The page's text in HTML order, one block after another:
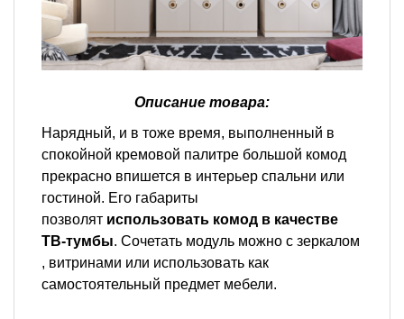
Описание товара:
Нарядный, и в тоже время, выполненный в
спокойной кремовой палитре большой комод
прекрасно впишется в интерьер спальни или
гостиной. Его габариты
позволят использовать комод в качестве
ТВ-тумбы. Сочетать модуль можно с зеркалом
, витринами или использовать как
самостоятельный предмет мебели.